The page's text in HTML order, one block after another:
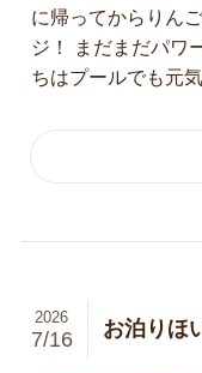
に帰ってからりん
ジ！ まだまだパワ
ちはプールでも元
お泊りほ
2026
7/16